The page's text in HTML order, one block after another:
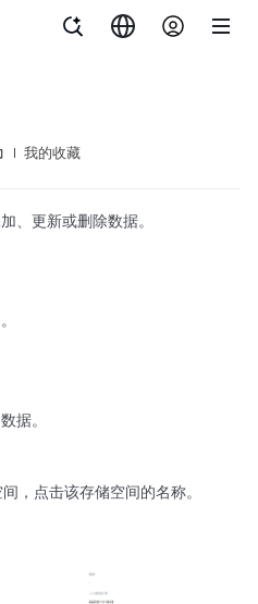
我的收藏
、更新或删除数据。
据。
，点击该存储空间的名称。